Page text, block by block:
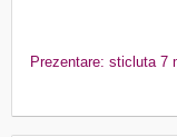
Prezentare: sticluta 7